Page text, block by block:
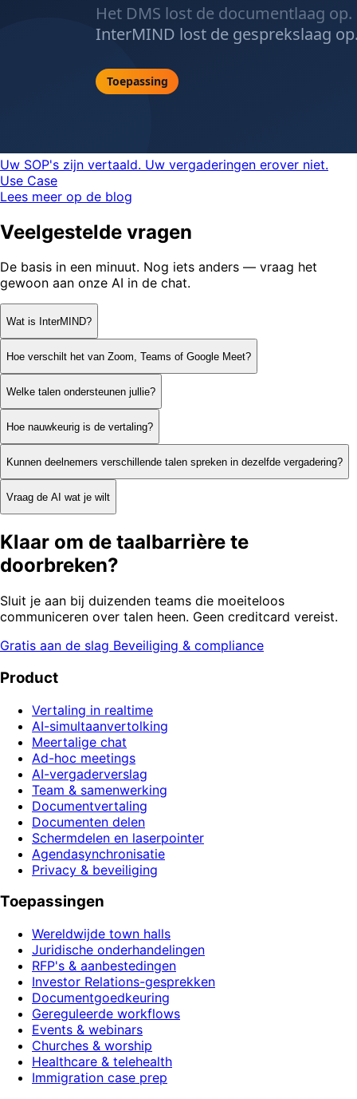
Uw SOP's zijn vertaald. Uw vergaderingen erover niet.
Use Case
Lees meer op de blog
Veelgestelde vragen
De basis in een minuut. Nog iets anders — vraag het
gewoon aan onze AI in de chat.
Wat is InterMIND?
Hoe verschilt het van Zoom, Teams of Google Meet?
Welke talen ondersteunen jullie?
Hoe nauwkeurig is de vertaling?
Kunnen deelnemers verschillende talen spreken in dezelfde vergadering?
Vraag de AI wat je wilt
Klaar om de taalbarrière te
doorbreken?
Sluit je aan bij duizenden teams die moeiteloos
communiceren over talen heen. Geen creditcard vereist.
Gratis aan de slag Beveiliging & compliance
Product
Vertaling in realtime
AI-simultaanvertolking
Meertalige chat
Ad-hoc meetings
AI-vergaderverslag
Team & samenwerking
Documentvertaling
Documenten delen
Schermdelen en laserpointer
Agendasynchronisatie
Privacy & beveiliging
Toepassingen
Wereldwijde town halls
Juridische onderhandelingen
RFP's & aanbestedingen
Investor Relations-gesprekken
Documentgoedkeuring
Gereguleerde workflows
Events & webinars
Churches & worship
Healthcare & telehealth
Immigration case prep